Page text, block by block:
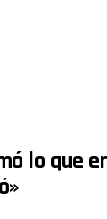
lo que